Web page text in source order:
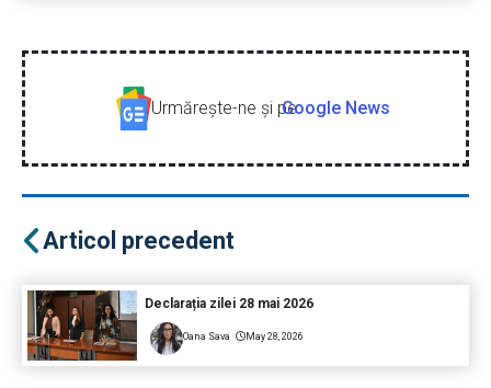
Urmăreşte-ne şi peGoogle News
Articol precedent
Declarația zilei 28 mai 2026
Oana Sava May 28, 2026